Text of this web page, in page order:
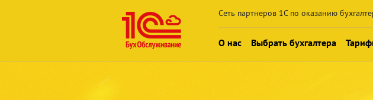
Сеть партнеров 1С по оказанию
О нас Выбрать бухгалтера